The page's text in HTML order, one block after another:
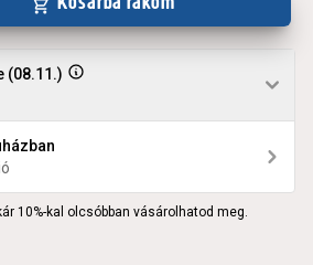
(08.11.)
10%-kal olcsóbban vásárolhatod meg.